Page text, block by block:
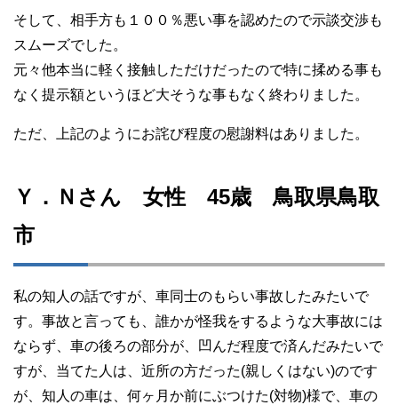
そして、相手方も１００％悪い事を認めたので示談交渉も
スムーズでした。
元々他本当に軽く接触しただけだったので特に揉める事も
なく提示額というほど大そうな事もなく終わりました。
ただ、上記のようにお詫び程度の慰謝料はありました。
Ｙ．Ｎさん 女性 45歳 鳥取県鳥取
市
私の知人の話ですが、車同士のもらい事故したみたいで
す。事故と言っても、誰かが怪我をするような大事故には
ならず、車の後ろの部分が、凹んだ程度で済んだみたいで
すが、当てた人は、近所の方だった(親しくはない)のです
が、知人の車は、何ヶ月か前にぶつけた(対物)様で、車の